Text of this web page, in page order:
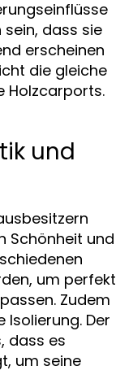
sein, dass sie
erscheinen
die gleiche
Holzcarports.
und
Schönheit und
um perfekt
Zudem
Isolierung. Der
dass es
um seine